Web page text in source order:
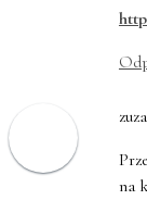
zuza
na